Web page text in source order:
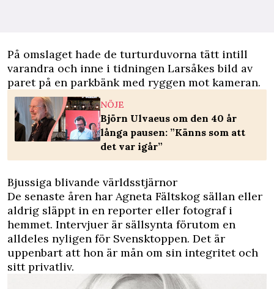
På omslaget hade de turturduvorna tätt intill
varandra och inne i tidningen Larsåkes bild av
paret på en parkbänk med ryggen mot kameran.
NÖJE
Björn Ulvaeus om den 40 år
långa pausen: ”Känns som att
det var igår”
Bjussiga blivande världsstjärnor
De senaste åren har Agneta Fältskog sällan eller
aldrig släppt in en reporter eller fotograf i
hemmet. Intervjuer är sällsynta förutom en
alldeles nyligen för Svensktoppen. Det är
uppenbart att hon är mån om sin integritet och
sitt privatliv.